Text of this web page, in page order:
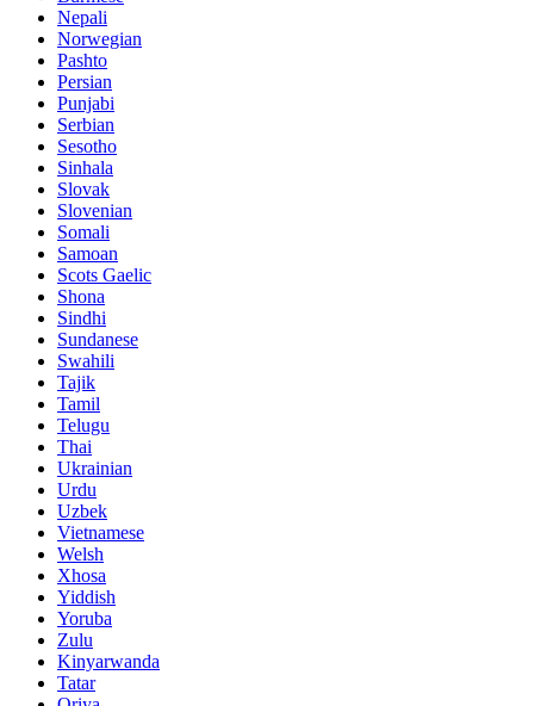
Nepali
Norwegian
Pashto
Persian
Punjabi
Serbian
Sesotho
Sinhala
Slovak
Slovenian
Somali
Samoan
Scots Gaelic
Shona
Sindhi
Sundanese
Swahili
Tajik
Tamil
Telugu
Thai
Ukrainian
Urdu
Uzbek
Vietnamese
Welsh
Xhosa
Yiddish
Yoruba
Zulu
Kinyarwanda
Tatar